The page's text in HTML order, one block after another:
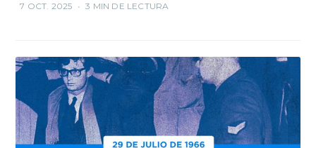
7 OCT. 2025 • 3 MIN DE LECTURA